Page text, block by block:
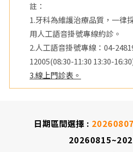
註：
1.牙科為維護治療品質，一律
用人工語音掛號專線約診。
2.人工語音掛號專線：04-
12005(08:30-11:30 13:30-
3.線上門診表。
日期區間選擇 :